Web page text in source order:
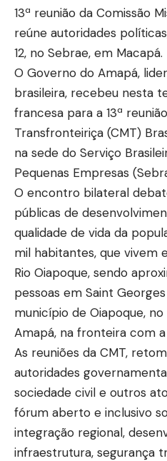
13ª reunião da Comissão
reúne autoridades
12, no Sebrae, em Macapá.
O Governo do Amapá,
brasileira, recebeu nesta
francesa para a 13ª
Transfronteiriça (CMT)
na sede do Serviço
Pequenas Empresas
O encontro bilateral
públicas de
qualidade de vida da
mil habitantes, que vivem
Rio Oiapoque, sendo
pessoas em Saint
município de Oiapoque,
Amapá, na fronteira com a
As reuniões da CMT,
autoridades
sociedade civil e outros
fórum aberto e inclusivo
integração regional,
infraestrutura, segurança